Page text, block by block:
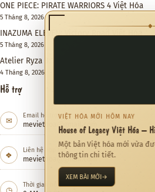
ONE PIECE: PIRATE WARRIORS 4 Việt Hóa
5 Tháng 8, 2026
INAZUMA ELEVEN: Victory Road Việt Hóa
5 Tháng 8, 2026
Atelier Ryza 3: Alchemist of the End & the
4 Tháng 8, 2026
Hỗ trợ
✉ Email hỗ trợ
meviethoa@gmail.com
❖ Liên hệ hợp tác
meviethoa@gmail.com
◷ Thời gian hỗ trợ
◆
VIỆT HÓA MỚI HÔM NAY
House of Legacy Việt Hóa –
Một bản Việt hóa mới vừa
thông tin chi tiết.
XEM BÀI MỚI→